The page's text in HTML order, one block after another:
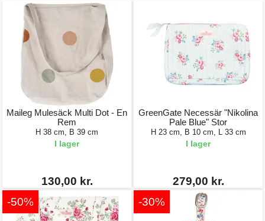
Maileg Mulesäck Multi Dot - En
Rem
H 38 cm, B 39 cm
I lager
130,00 kr.
GreenGate Necessär "Nikolina
Pale Blue" Stor
H 23 cm, B 10 cm, L 33 cm
I lager
279,00 kr.
-50%
-30%